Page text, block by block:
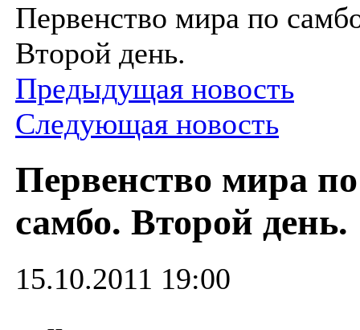
Первенство мира по
Второй день.
Предыдущая новость
Следующая новость
Первенство мира по
самбо. Второй день.
15.10.2011 19:00